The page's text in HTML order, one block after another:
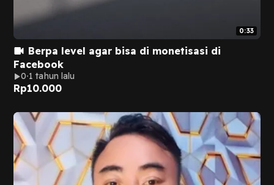
0:33
Berpa level agar bisa di monetisasi di
Facebook
0 1 tahun lalu
Rp10.000